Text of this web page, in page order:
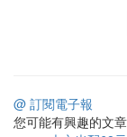
@ 訂閱電子報
您可能有興趣的文章